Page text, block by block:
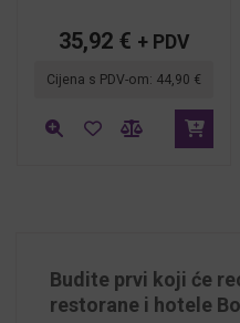
35,92 € + PDV
Cijena s PDV-om: 44,90 €
Budite prvi koji će
restorane i hotele